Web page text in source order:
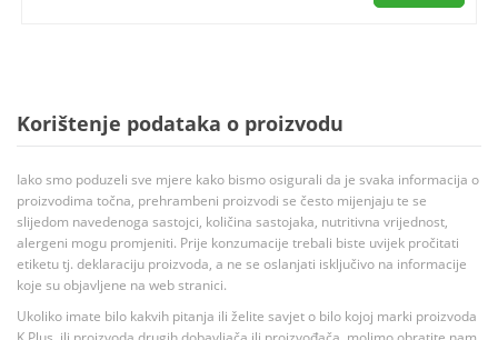
Korištenje podataka o proizvodu
Iako smo poduzeli sve mjere kako bismo osigurali da je svaka informacija o
proizvodima točna, prehrambeni proizvodi se često mijenjaju te se
slijedom navedenoga sastojci, količina sastojaka, nutritivna vrijednost,
alergeni mogu promjeniti. Prije konzumacije trebali biste uvijek pročitati
etiketu tj. deklaraciju proizvoda, a ne se oslanjati isključivo na informacije
koje su objavljene na web stranici.
Ukoliko imate bilo kakvih pitanja ili želite savjet o bilo kojoj marki proizvoda